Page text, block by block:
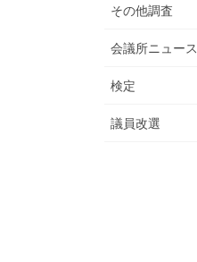
その他調査
会議所ニュース
検定
議員改選